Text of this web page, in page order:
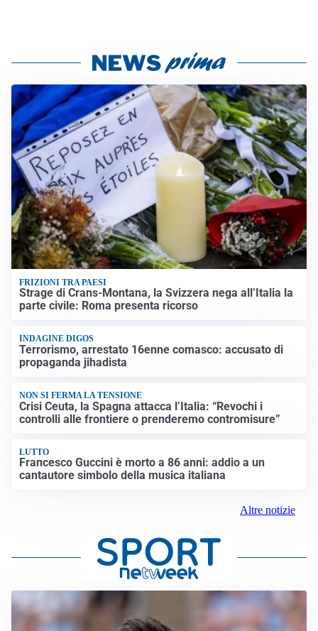
FRIZIONI TRA PAESI
Strage di Crans-Montana, la Svizzera nega all’Italia la
parte civile: Roma presenta ricorso
INDAGINE DIGOS
Terrorismo, arrestato 16enne comasco: accusato di
propaganda jihadista
NON SI FERMA LA TENSIONE
Crisi Ceuta, la Spagna attacca l’Italia: “Revochi i
controlli alle frontiere o prenderemo contromisure”
LUTTO
Francesco Guccini è morto a 86 anni: addio a un
cantautore simbolo della musica italiana
Altre notizie